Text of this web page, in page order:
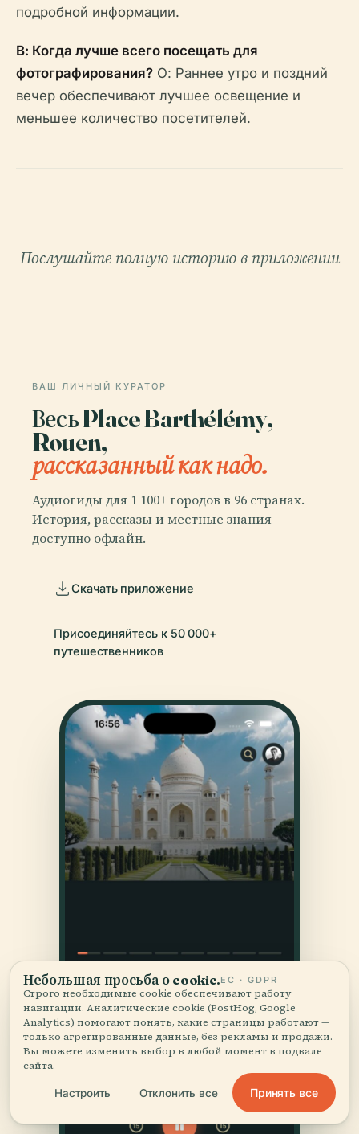
подробной информации.
В: Когда лучше всего посещать для
фотографирования? О: Раннее утро и поздний
вечер обеспечивают лучшее освещение и
меньшее количество посетителей.
Послушайте полную историю в приложении
ВАШ ЛИЧНЫЙ КУРАТОР
Весь Place Barthélémy,
Rouen,
рассказанный как надо.
Аудиогиды для 1 100+ городов в 96 странах.
История, рассказы и местные знания —
доступно офлайн.
Скачать приложение
Присоединяйтесь к 50 000+
путешественников
Небольшая просьба о cookie.ЕС · GDPR
Строго необходимые cookie обеспечивают работу
навигации. Аналитические cookie (PostHog, Google
Analytics) помогают понять, какие страницы работают —
только агрегированные данные, без рекламы и продажи.
Вы можете изменить выбор в любой момент в подвале
сайта.
Настроить Отклонить все Принять все